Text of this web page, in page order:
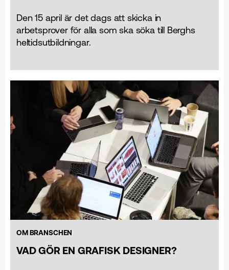
Den 15 april är det dags att skicka in
arbetsprover för alla som ska söka till Berghs
heltids­utbildningar.
OM BRANSCHEN
VAD GÖR EN GRAFISK DESIGNER?